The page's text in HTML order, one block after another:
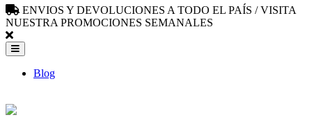
ENVIOS Y DEVOLUCIONES A TODO EL PAÍS / VISITA
NUESTRA PROMOCIONES SEMANALES
Blog